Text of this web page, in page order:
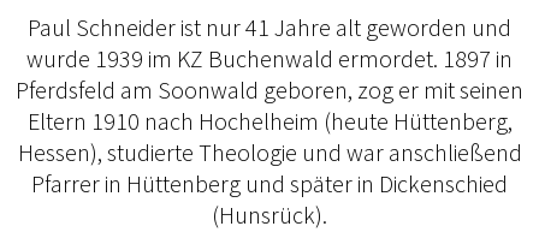
Paul Schneider ist nur 41 Jahre alt geworden und
wurde 1939 im KZ Buchenwald ermordet. 1897 in
Pferdsfeld am Soonwald geboren, zog er mit seinen
Eltern 1910 nach Hochelheim (heute Hüttenberg,
Hessen), studierte Theologie und war anschließend
Pfarrer in Hüttenberg und später in Dickenschied
(Hunsrück).